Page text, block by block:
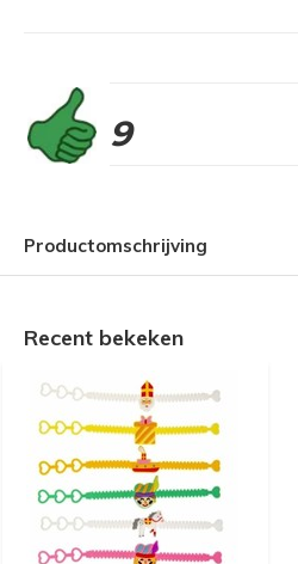
9
Productomschrijving
Recent bekeken